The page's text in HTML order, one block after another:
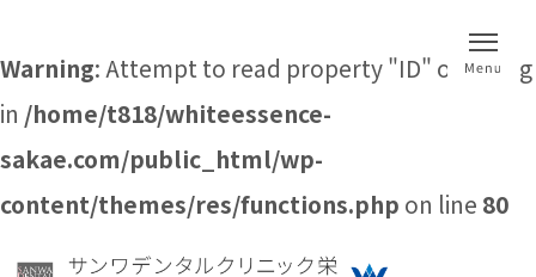
Warning: Attempt to read property "ID" on string
in /home/t818/whiteessence-
sakae.com/public_html/wp-
content/themes/res/functions.php on line 80